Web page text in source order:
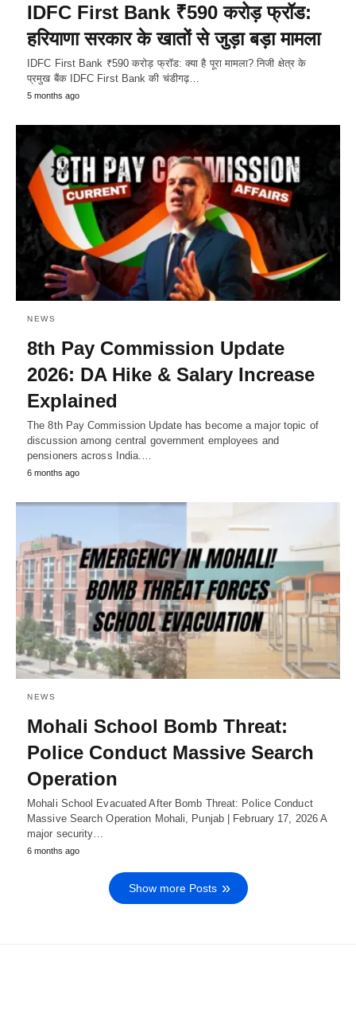
IDFC First Bank ₹590 करोड़ फ्रॉड:
हरियाणा सरकार के खातों से जुड़ा बड़ा मामला
IDFC First Bank ₹590 करोड़ फ्रॉड: क्या है पूरा मामला? निजी क्षेत्र के
प्रमुख बैंक IDFC First Bank की चंडीगढ़…
5 months ago
NEWS
8th Pay Commission Update
2026: DA Hike & Salary Increase
Explained
The 8th Pay Commission Update has become a major topic of
discussion among central government employees and
pensioners across India.…
6 months ago
NEWS
Mohali School Bomb Threat:
Police Conduct Massive Search
Operation
Mohali School Evacuated After Bomb Threat: Police Conduct
Massive Search Operation Mohali, Punjab | February 17, 2026 A
major security…
6 months ago
Show more Posts